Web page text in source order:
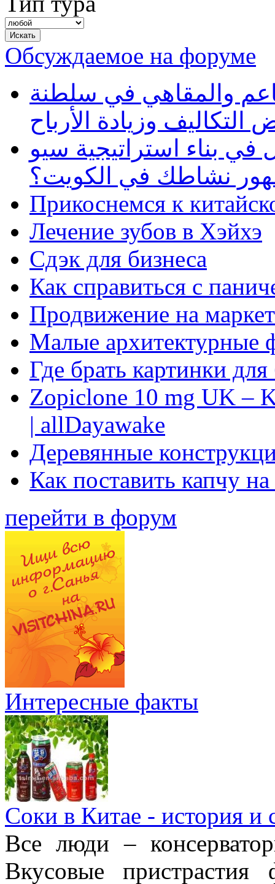
Обсуждаемое на форуме
والمقاهي في سلطنة
وزيادة الأرباح
بناء استراتيجية سيو
نشاطك في الكويت؟
Прикоснемся к
Лечение зубов в Хэйхэ
Сдэк для бизнеса
Как справиться с
Продвижение на
Малые архитектурные
Где брать картинки
Zopiclone 10 mg UK –
| allDayawake
Деревянные
Как поставить капчу
перейти в форум
Интересные факты
Соки в Китае - история и
Все люди –
Вкусовые